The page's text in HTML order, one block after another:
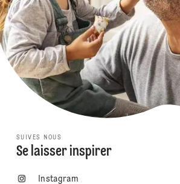
SUIVES NOUS
Se laisser inspirer
Instagram